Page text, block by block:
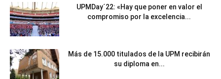
UPMDay´22: «Hay que poner en valor el
compromiso por la excelencia...
Más de 15.000 titulados de la UPM recibirán
su diploma en...